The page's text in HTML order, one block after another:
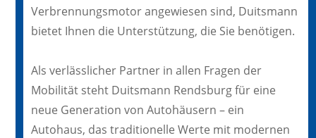
Verbrennungsmotor angewiesen sind, Duitsmann
bietet Ihnen die Unterstützung, die Sie benötigen.
Als verlässlicher Partner in allen Fragen der
Mobilität steht Duitsmann Rendsburg für eine
neue Generation von Autohäusern – ein
Autohaus, das traditionelle Werte mit modernen